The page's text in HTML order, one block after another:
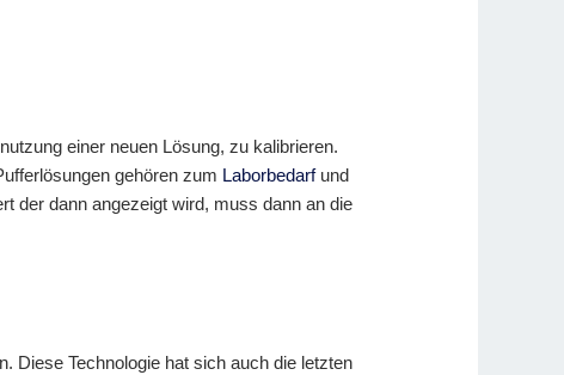
einer neuen Lösung, zu kalibrieren.
gehören zum Laborbedarfund
der dann angezeigt wird, muss dann an die
Diese Technologie hat sich auch die letzten